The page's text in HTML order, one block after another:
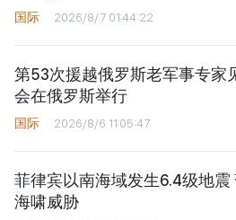
国际 2026/8/7 01:44:22
第53次援越俄罗斯老军事专家
会在俄罗斯举行
国际 2026/8/6 11:05:47
菲律宾以南海域发生6.4级地震
海啸威胁